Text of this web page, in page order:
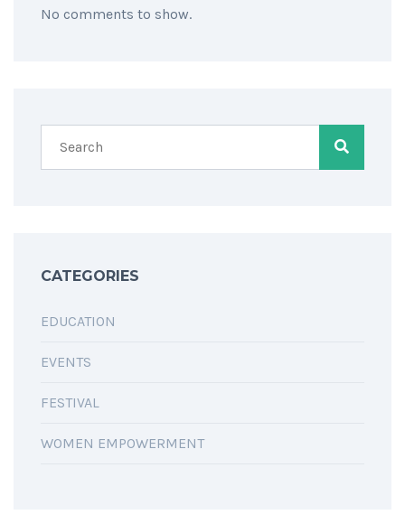
No comments to show.
CATEGORIES
EDUCATION
EVENTS
FESTIVAL
WOMEN EMPOWERMENT